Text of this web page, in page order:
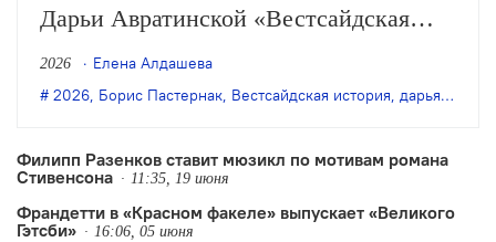
Дарьи Авратинской «Вестсайдская
история».
2026
Елена Алдашева
2026, Борис Пастернак, Вестсайдская история, дарья авратинская
Филипп Разенков ставит мюзикл по мотивам романа
Стивенсона
11:35, 19 июня
Франдетти в «Красном факеле» выпускает «Великого
Гэтсби»
16:06, 05 июня